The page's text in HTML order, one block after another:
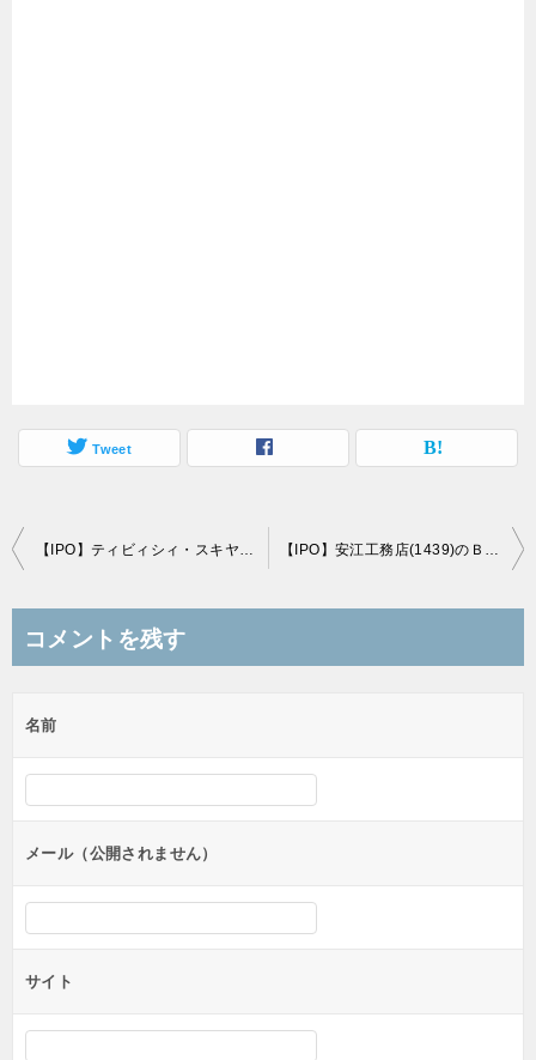
Tweet
投
ビ
ー
シ
ョ
ン
【IPO】ティビィシィ・スキヤツト(3974)のＢＢスタンスと初値予想 【IPO】安江工務店(1439)のＢＢスタンスと初値予想
コメントを残す
名前
メール（公開されません）
サイト